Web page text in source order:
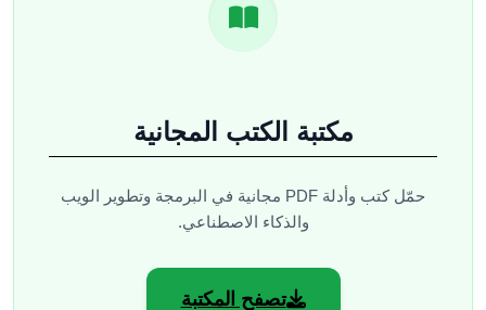
مكتبة الكتب المجانية
حمّل كتب وأدلة PDF مجانية في البرمجة وتطوير الويب
والذكاء الاصطناعي.
تصفح المكتبة